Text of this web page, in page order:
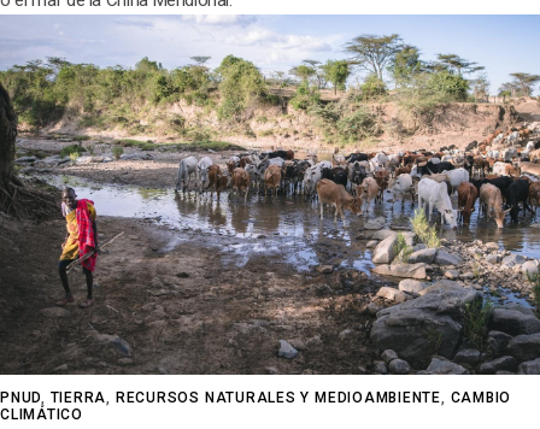
PNUD TIERRA RECURSOS NATURALES Y MEDIOAMBIENTE
CAMBIO
CLIMÁTICO